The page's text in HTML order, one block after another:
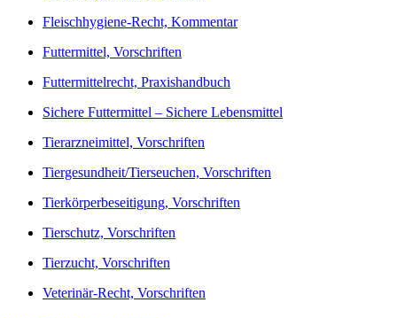
Fleischhygiene-Recht, Kommentar
Futtermittel, Vorschriften
Futtermittelrecht, Praxishandbuch
Sichere Futtermittel – Sichere Lebensmittel
Tierarzneimittel, Vorschriften
Tiergesundheit/Tierseuchen, Vorschriften
Tierkörperbeseitigung, Vorschriften
Tierschutz, Vorschriften
Tierzucht, Vorschriften
Veterinär-Recht, Vorschriften